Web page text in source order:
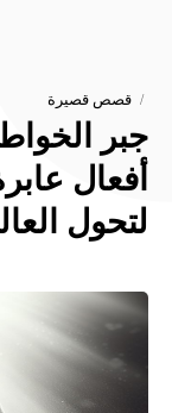
قصص قصيرة
جبر
أفعال
لتحول